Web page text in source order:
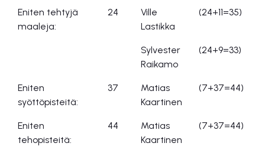
Eniten tehtyjä
maaleja:
24
Ville
Lastikka
(24+11=35)
Sylvester
Raikamo
(24+9=33)
Eniten
syöttöpisteitä:
37
Matias
Kaartinen
(7+37=44)
Eniten
tehopisteitä:
44
Matias
Kaartinen
(7+37=44)